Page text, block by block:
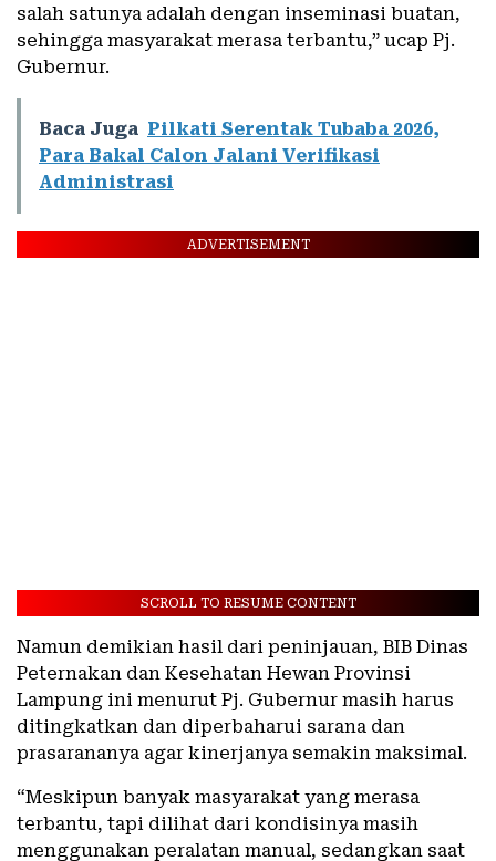
salah satunya adalah dengan inseminasi buatan,
sehingga masyarakat merasa terbantu,” ucap Pj.
Gubernur.
Baca Juga Pilkati Serentak Tubaba 2026,
Para Bakal Calon Jalani Verifikasi
Administrasi
ADVERTISEMENT
SCROLL TO RESUME CONTENT
Namun demikian hasil dari peninjauan, BIB Dinas
Peternakan dan Kesehatan Hewan Provinsi
Lampung ini menurut Pj. Gubernur masih harus
ditingkatkan dan diperbaharui sarana dan
prasarananya agar kinerjanya semakin maksimal.
“Meskipun banyak masyarakat yang merasa
terbantu, tapi dilihat dari kondisinya masih
menggunakan peralatan manual, sedangkan saat